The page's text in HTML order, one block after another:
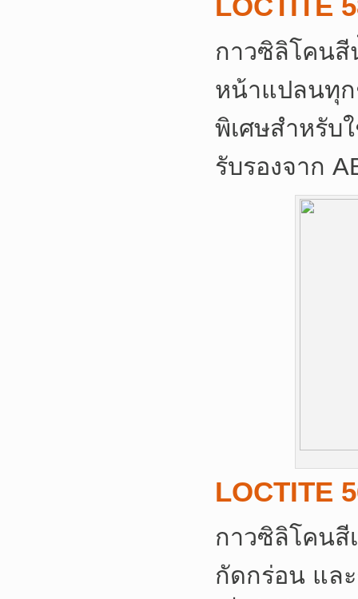
LOCTITE
กาวซิลิโคนสี
หน้าแปลนทุ
พิเศษสำหรับ
รับรองจาก
LOCTITE
กาวซิลิโคนสี
กัดกร่อน แล